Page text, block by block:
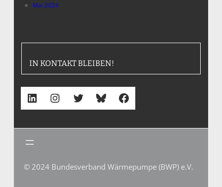
Mai 2024
IN KONTAKT BLEIBEN!
LinkedIn Instagram Twitter Bluesky Facebook
© 2024 Bundesverband Wärmepumpe (BWP) e.V.